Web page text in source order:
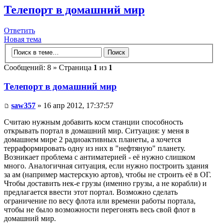
Телепорт в домашний мир
Ответить
Новая тема
Сообщений: 8 » Страница 1 из 1
Телепорт в домашний мир
saw357 » 16 апр 2012, 17:37:57
Считаю нужным добавить косм станции способность
открывать портал в домашний мир. Ситуация: у меня в
домашнем мире 2 радиоактивных планеты, а хочется
терраформировать одну из них в "нефтяную" планету.
Возникает проблема с антиматерией - её нужно слишком
много. Аналогичная ситуация, если нужно построить здания
за ам (например мастерскую артов), чтобы не строить её в ОГ.
Чтобы доставить нек-е грузы (именно грузы, а не корабли) и
предлагается ввести этот портал. Возможно сделать
ограничение по весу флота или времени работы портала,
чтобы не было возможности перегонять весь свой флот в
домашний мир.